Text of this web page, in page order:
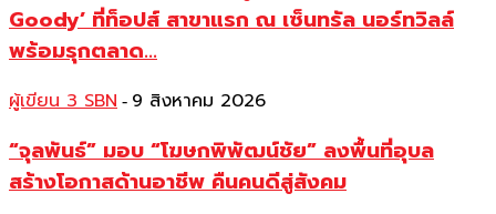
Goody’ ที่ท็อปส์ สาขาแรก ณ เซ็นทรัล นอร์ทวิลล์
พร้อมรุกตลาด...
ผู้เขียน 3 SBN - 9 สิงหาคม 2026
“จุลพันธ์” มอบ “โฆษกพิพัฒน์ชัย” ลงพื้นที่อุบล
สร้างโอกาสด้านอาชีพ คืนคนดีสู่สังคม